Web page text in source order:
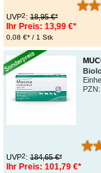
UVP2: 18,95 €*
Ihr Preis: 13,99 €*
0,08 €* / 1 Stk
PZN :
UVP2: 184,65 €*
Ihr Preis: 101,79 €*